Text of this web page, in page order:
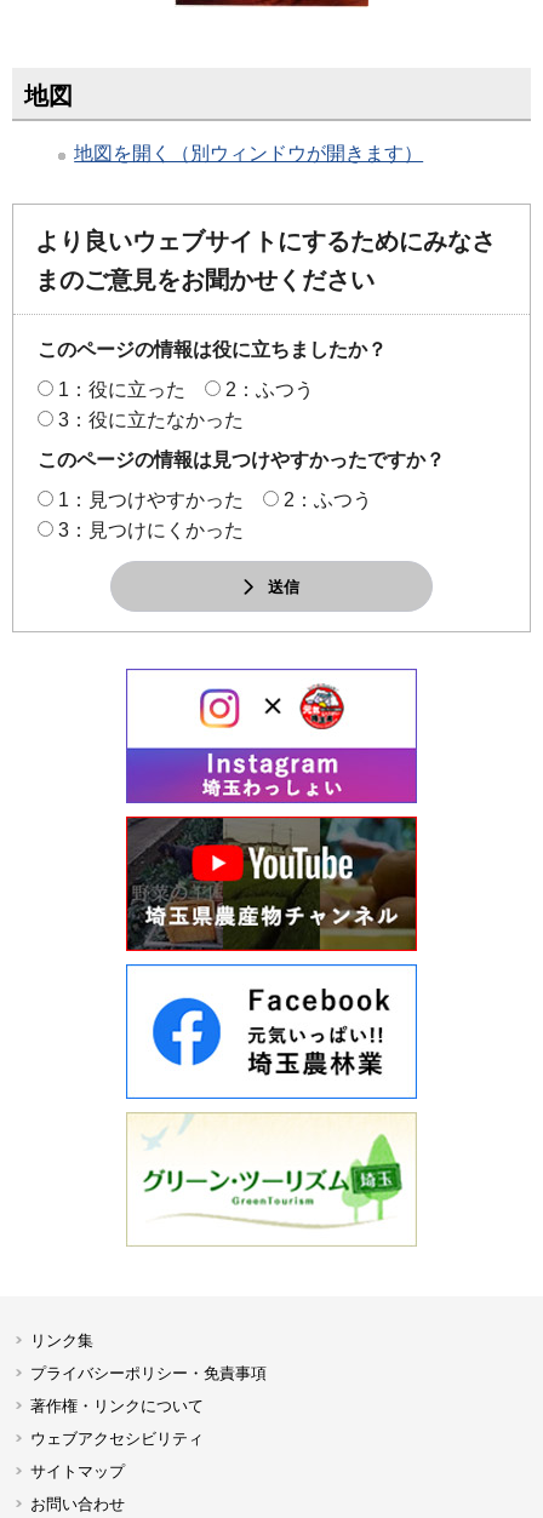
地図
地図を開く（別ウィンドウが開きます）
より良いウェブサイトにするためにみなさ
まのご意見をお聞かせください
このページの情報は役に立ちましたか？
1：役に立った
2：ふつう
3：役に立たなかった
このページの情報は見つけやすかったですか？
1：見つけやすかった
2：ふつう
3：見つけにくかった
送信
リンク集
プライバシーポリシー・免責事項
著作権・リンクについて
ウェブアクセシビリティ
サイトマップ
お問い合わせ